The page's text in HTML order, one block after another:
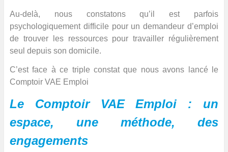
Au-delà, nous constatons qu’il est parfois
psychologiquement difficile pour un demandeur d’emploi
de trouver les ressources pour travailler régulièrement
seul depuis son domicile.
C’est face à ce triple constat que nous avons lancé le
Comptoir VAE Emploi
Le Comptoir VAE Emploi : un
espace, une méthode, des
engagements